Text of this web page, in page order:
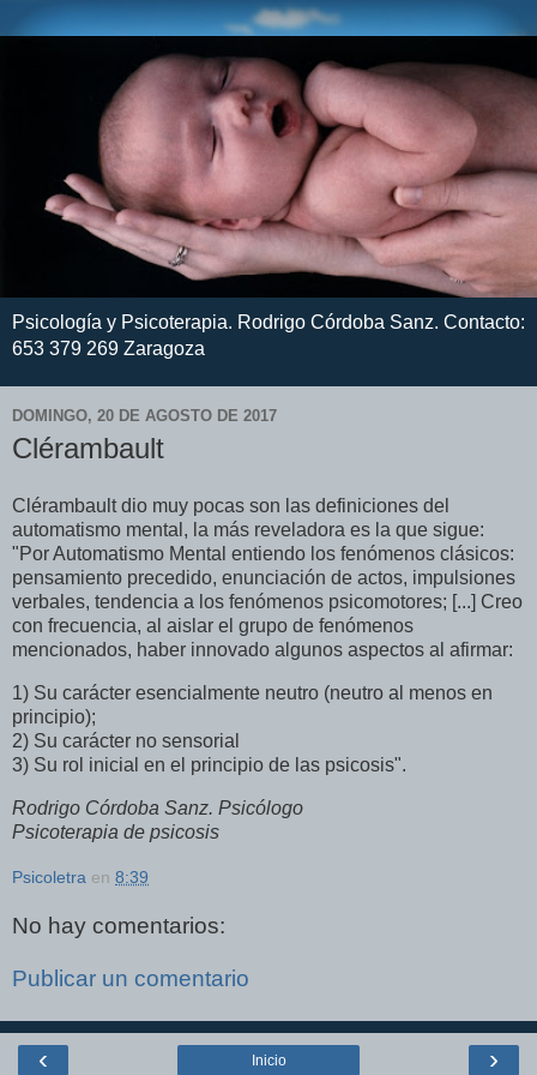
Psicología y Psicoterapia. Rodrigo Córdoba Sanz. Contacto:
653 379 269 Zaragoza
DOMINGO, 20 DE AGOSTO DE 2017
Clérambault
Clérambault dio muy pocas son las definiciones del
automatismo mental, la más reveladora es la que sigue:
"Por Automatismo Mental entiendo los fenómenos clásicos:
pensamiento precedido, enunciación de actos, impulsiones
verbales, tendencia a los fenómenos psicomotores; [...] Creo
con frecuencia, al aislar el grupo de fenómenos
mencionados, haber innovado algunos aspectos al afirmar:
1) Su carácter esencialmente neutro (neutro al menos en
principio);
2) Su carácter no sensorial
3) Su rol inicial en el principio de las psicosis".
Rodrigo Córdoba Sanz. Psicólogo
Psicoterapia de psicosis
Psicoletra en 8:39
No hay comentarios:
Publicar un comentario
‹ ›
Inicio